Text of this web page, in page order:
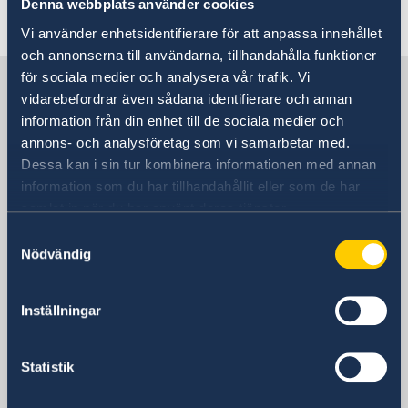
Denna webbplats använder cookies
Vi använder enhetsidentifierare för att anpassa innehållet
och annonserna till användarna, tillhandahålla funktioner
för sociala medier och analysera vår trafik. Vi
vidarebefordrar även sådana identifierare och annan
information från din enhet till de sociala medier och
annons- och analysföretag som vi samarbetar med.
Dessa kan i sin tur kombinera informationen med annan
information som du har tillhandahållit eller som de har
samlat in när du har använt deras tjänster.
Nödvändig
Inställningar
Statistik
Senast uppdaterad 28 mars 2023, 10.44
Sverige i Chile
SVERIGES AMBASSAD
Besöksadress
Av. Apoquindo 2929, våning 3
(Närmaste metro: Tobalaba eller El Golf)
Av. Apoquindo 2929, våning 3
Chile